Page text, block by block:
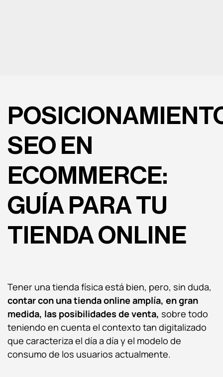
SEO EN
ECOMMERCE:
GUÍA PARA TU
TIENDA ONLINE
Tener una tienda física está bien, pero, sin duda,
contar con una tienda online amplía, en gran
medida, las posibilidades de venta, sobre todo
teniendo en cuenta el contexto tan digitalizado
que caracteriza el día a día y el modelo de
consumo de los usuarios actualmente.